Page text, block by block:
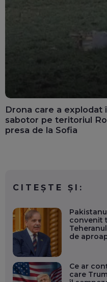
Drona care a explodat
sabotor pe teritoriul
presa de la Sofia
CITEȘTE ȘI:
convenit
de
Ce ar
care